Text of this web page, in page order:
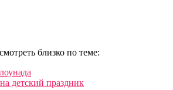
близко по теме:
детский праздник